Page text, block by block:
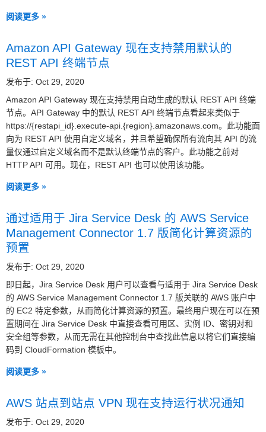
阅读更多 »
Amazon API Gateway 现在支持禁用默认的
REST API 终端节点
发布于: Oct 29, 2020
Amazon API Gateway 现在支持禁用自动生成的默认 REST API 终端
节点。API Gateway 中的默认 REST API 终端节点看起来类似于
https://{restapi_id}.execute-api.{region}.amazonaws.com。此功能面
向为 REST API 使用自定义域名，并且希望确保所有流向其 API 的流
量仅通过自定义域名而不是默认终端节点的客户。此功能之前对
HTTP API 可用。现在，REST API 也可以使用该功能。
阅读更多 »
通过适用于 Jira Service Desk 的 AWS Service
Management Connector 1.7 版简化计算资源的
预置
发布于: Oct 29, 2020
即日起，Jira Service Desk 用户可以查看与适用于 Jira Service Desk
的 AWS Service Management Connector 1.7 版关联的 AWS 账户中
的 EC2 特定参数，从而简化计算资源的预置。最终用户现在可以在预
置期间在 Jira Service Desk 中直接查看可用区、实例 ID、密钥对和
安全组等参数，从而无需在其他控制台中查找此信息以将它们直接编
码到 CloudFormation 模板中。
阅读更多 »
AWS 站点到站点 VPN 现在支持运行状况通知
发布于: Oct 29, 2020